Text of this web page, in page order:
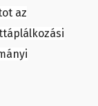
az